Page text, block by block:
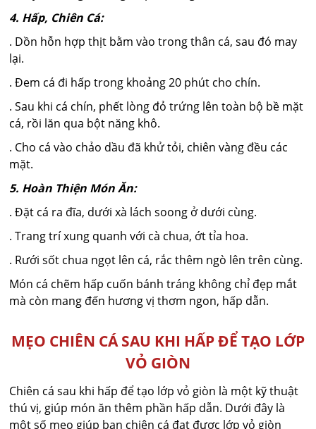
4. Hấp, Chiên Cá:
. Dồn hỗn hợp thịt bằm vào trong thân cá, sau đó may
lại.
. Đem cá đi hấp trong khoảng 20 phút cho chín.
. Sau khi cá chín, phết lòng đỏ trứng lên toàn bộ bề mặt
cá, rồi lăn qua bột năng khô.
. Cho cá vào chảo dầu đã khử tỏi, chiên vàng đều các
mặt.
5. Hoàn Thiện Món Ăn:
. Đặt cá ra đĩa, dưới xà lách soong ở dưới cùng.
. Trang trí xung quanh với cà chua, ớt tỉa hoa.
. Rưới sốt chua ngọt lên cá, rắc thêm ngò lên trên cùng.
Món cá chẽm hấp cuốn bánh tráng không chỉ đẹp mắt
mà còn mang đến hương vị thơm ngon, hấp dẫn.
MẸO CHIÊN CÁ SAU KHI HẤP ĐỂ TẠO LỚP
VỎ GIÒN
Chiên cá sau khi hấp để tạo lớp vỏ giòn là một kỹ thuật
thú vị, giúp món ăn thêm phần hấp dẫn. Dưới đây là
một số mẹo giúp bạn chiên cá đạt được lớp vỏ giòn